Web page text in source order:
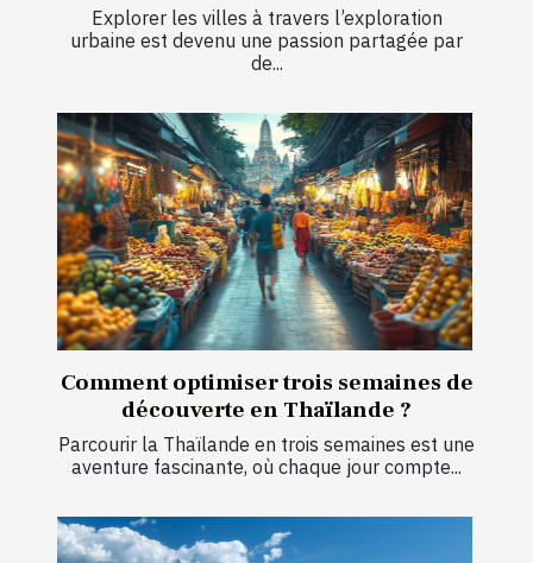
Explorer les villes à travers l’exploration
urbaine est devenu une passion partagée par
de...
Comment optimiser trois semaines de
découverte en Thaïlande ?
Parcourir la Thaïlande en trois semaines est une
aventure fascinante, où chaque jour compte...